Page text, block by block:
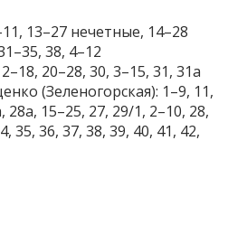
13–27 нечетные, 14–28
38, 4–12
20–28, 30, 3–15, 31, 31а
(Зеленогорская): 1–9, 11,
28а, 15–25, 27, 29/1, 2–10, 28,
35, 36, 37, 38, 39, 40, 41, 42,